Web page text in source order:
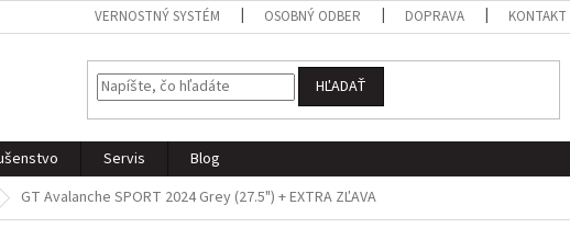
VERNOSTNÝ SYSTÉM OSOBNÝ ODBER DOPRAVA KONTAKT
HĽADAŤ
Servis
Blog
GT Avalanche SPORT 2024 Grey (27.5") + EXTRA ZĽAVA